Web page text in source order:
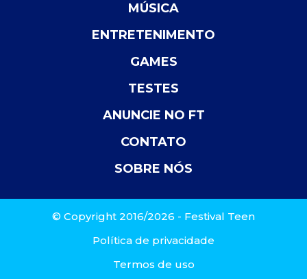
MÚSICA
ENTRETENIMENTO
GAMES
TESTES
ANUNCIE NO FT
CONTATO
SOBRE NÓS
© Copyright 2016/2026 - Festival Teen
Política de privacidade
Termos de uso